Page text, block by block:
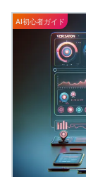
AI初心者ガイド